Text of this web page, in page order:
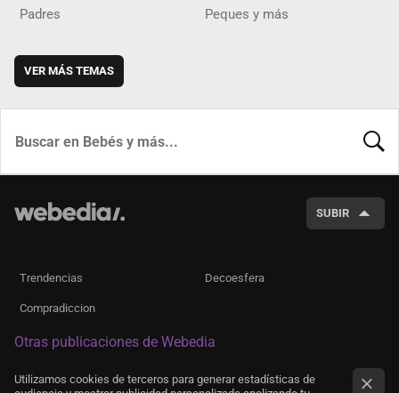
Padres Peques y más
VER MÁS TEMAS
SUBIR
Trendencias Decoesfera
Compradiccion
Otras publicaciones de Webedia
Utilizamos cookies de terceros para generar estadísticas de